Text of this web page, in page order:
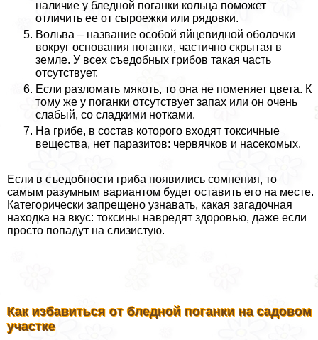
наличие у бледной поганки кольца поможет
отличить ее от сыроежки или рядовки.
Вольва – название особой яйцевидной оболочки
вокруг основания поганки, частично скрытая в
земле. У всех съедобных грибов такая часть
отсутствует.
Если разломать мякоть, то она не поменяет цвета. К
тому же у поганки отсутствует запах или он очень
слабый, со сладкими нотками.
На грибе, в состав которого входят токсичные
вещества, нет паразитов: червячков и насекомых.
Если в съедобности гриба появились сомнения, то
самым разумным вариантом будет оставить его на месте.
Категорически запрещено узнавать, какая загадочная
находка на вкус: токсины навредят здоровью, даже если
просто попадут на слизистую.
Как избавиться от бледной поганки на садовом
участке